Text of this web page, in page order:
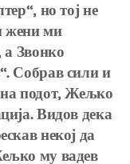
но тој не
жени ми
а Звонко
Собрав сили и
подот, Жељко
Видов дека
некој да
му вадев